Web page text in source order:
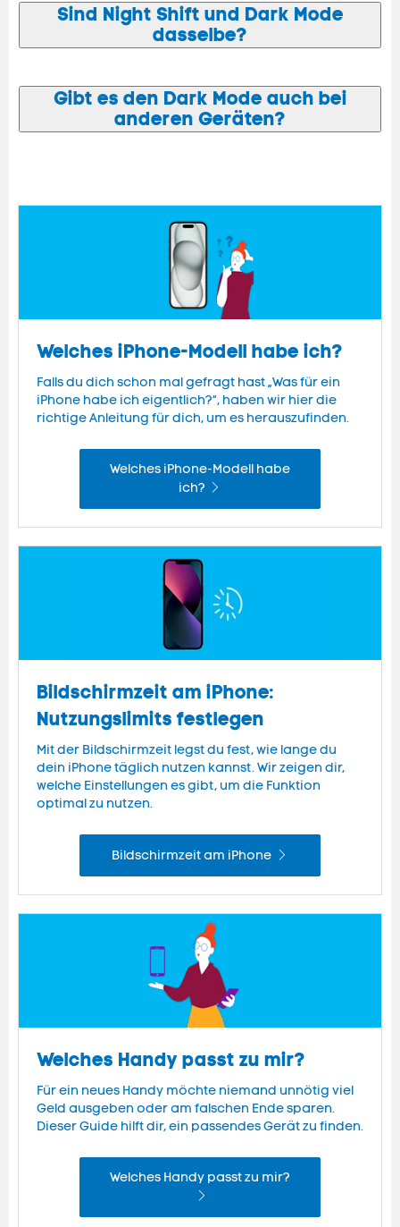
Sind Night Shift und Dark Mode
dasselbe?
Gibt es den Dark Mode auch bei
anderen Geräten?
Welches iPhone-Modell habe ich?
Falls du dich schon mal gefragt hast „Was für ein
iPhone habe ich eigentlich?“, haben wir hier die
richtige Anleitung für dich, um es herauszufinden.
Welches iPhone-Modell habe
ich?
Bildschirmzeit am iPhone:
Nutzungslimits festlegen
Mit der Bildschirmzeit legst du fest, wie lange du
dein iPhone täglich nutzen kannst. Wir zeigen dir,
welche Einstellungen es gibt, um die Funktion
optimal zu nutzen.
Bildschirmzeit am iPhone
Welches Handy passt zu mir?
Für ein neues Handy möchte niemand unnötig viel
Geld ausgeben oder am falschen Ende sparen.
Dieser Guide hilft dir, ein passendes Gerät zu finden.
Welches Handy passt zu mir?